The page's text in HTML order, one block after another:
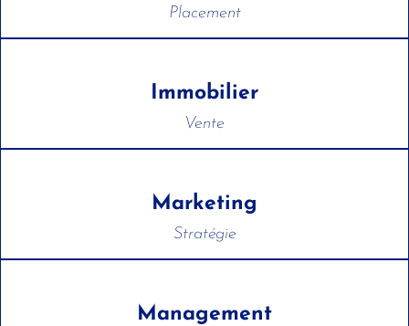
Placement
Immobilier
Vente
Marketing
Stratégie
Management